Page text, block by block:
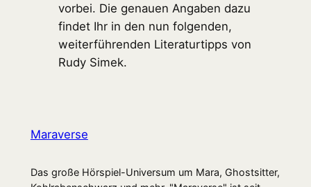
vorbei. Die genauen Angaben dazu
findet Ihr in den nun folgenden,
weiterführenden Literaturtipps von
Rudy Simek.
Maraverse
Das große Hörspiel-Universum um Mara, Ghostsitter,